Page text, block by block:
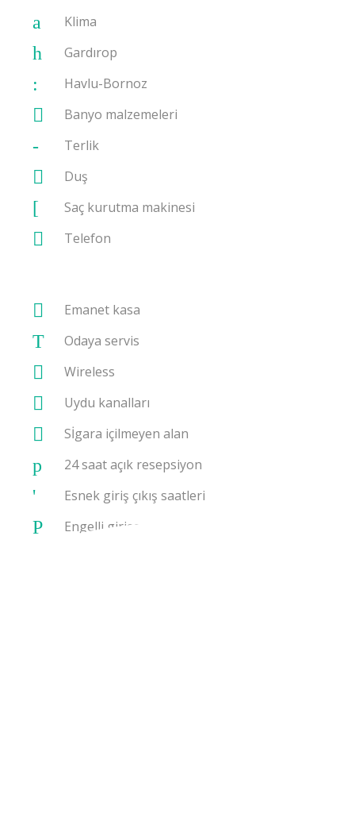
Klima
Gardırop
Havlu-Bornoz
Banyo malzemeleri
Terlik
Duş
Saç kurutma makinesi
Telefon
Emanet kasa
Odaya servis
Wireless
Uydu kanalları
Sİgara içilmeyen alan
24 saat açık resepsiyon
Esnek giriş çıkış saatleri
Engelli girişe uygun